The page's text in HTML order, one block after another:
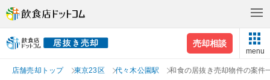
売却相談
menu
店舗売却トップ 東京23区 代々木公園駅 和食の居抜き売却物件の案件